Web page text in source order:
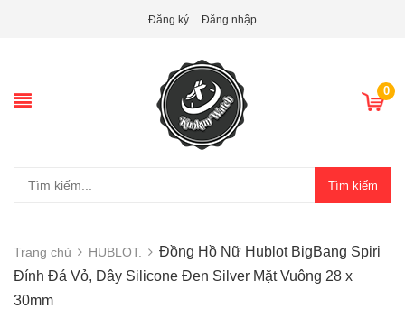
Đăng ký Đăng nhập
0
Tìm kiếm
Trang chủ HUBLOT.
Đồng Hồ Nữ Hublot BigBang Spiri
Đính Đá Vỏ, Dây Silicone Đen Silver Mặt Vuông 28 x
30mm